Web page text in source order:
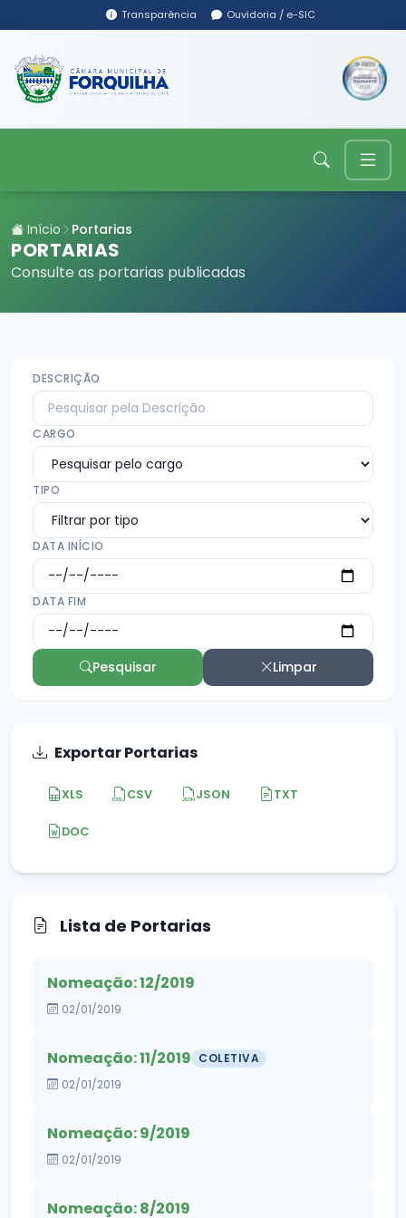
Transparência Ouvidoria / e-SIC
Início Portarias
PORTARIAS
Consulte as portarias publicadas
DESCRIÇÃO
CARGO
TIPO
DATA INÍCIO
DATA FIM
Pesquisar Limpar
Exportar Portarias
XLS CSV JSON TXT
DOC
Lista de Portarias
Nomeação: 12/2019
02/01/2019
Nomeação: 11/2019 COLETIVA
02/01/2019
Nomeação: 9/2019
02/01/2019
Nomeação: 8/2019